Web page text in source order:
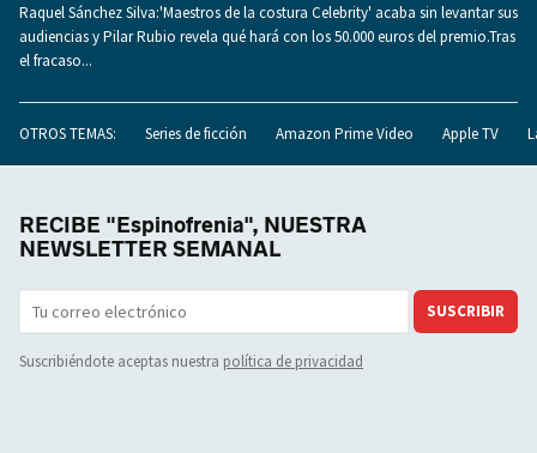
Raquel Sánchez Silva:'Maestros de la costura Celebrity' acaba sin levantar sus
audiencias y Pilar Rubio revela qué hará con los 50.000 euros del premio.Tras
el fracaso...
OTROS TEMAS: Series de ficción Amazon Prime Video Apple TV
RECIBE "Espinofrenia", NUESTRA
NEWSLETTER SEMANAL
SUSCRIBIR
Suscribiéndote aceptas nuestra política de privacidad